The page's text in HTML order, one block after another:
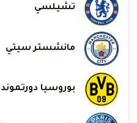
تشيلسي
مانشستر سيتي
بوروسيا دورتموند